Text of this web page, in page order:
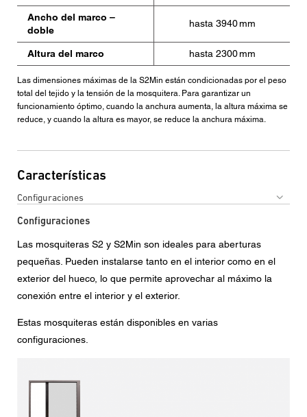
Ancho del marco –
doble
hasta 3940 mm
Altura del marco hasta 2300 mm
Las dimensiones máximas de la S2Min están condicionadas por el peso
total del tejido y la tensión de la mosquitera. Para garantizar un
funcionamiento óptimo, cuando la anchura aumenta, la altura máxima se
reduce, y cuando la altura es mayor, se reduce la anchura máxima.
Características
Configuraciones
Configuraciones
Las mosquiteras S2 y S2Min son ideales para aberturas
pequeñas. Pueden instalarse tanto en el interior como en el
exterior del hueco, lo que permite aprovechar al máximo la
conexión entre el interior y el exterior.
Estas mosquiteras están disponibles en varias
configuraciones.